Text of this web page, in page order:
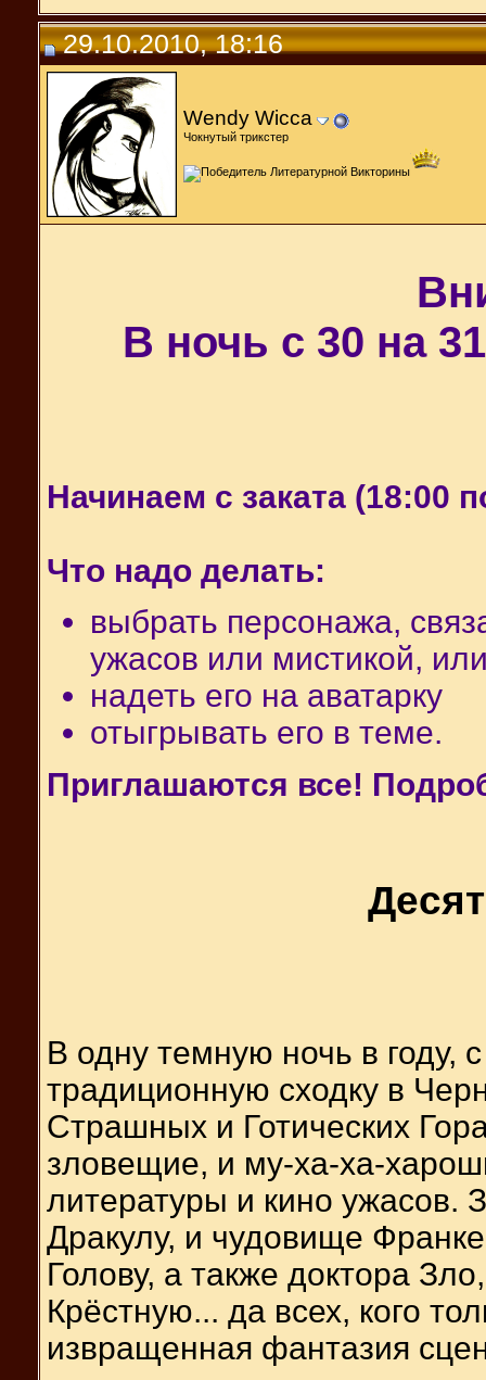
29.10.2010, 18:16
Wendy Wicca
Чокнутый трикстер
В ночь с 30 на
Начинаем с заката (18:00
Что надо делать:
выбрать персонажа,
ужасов или мистикой,
надеть его на аватарку
отыгрывать его в теме.
Приглашаются все!
В одну темную ночь в году,
традиционную сходку в
Страшных и Готических
зловещие, и му-ха-ха-
литературы и кино ужасов.
Дракулу, и чудовище
Голову, а также доктора
Крёстную... да всех, кого
извращенная фантазия